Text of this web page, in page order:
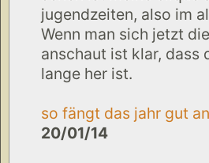
jugendzeiten, also im
Wenn man sich jetzt
anschaut ist klar, dass
lange her ist.
so fängt das jahr gut an
20/01/14